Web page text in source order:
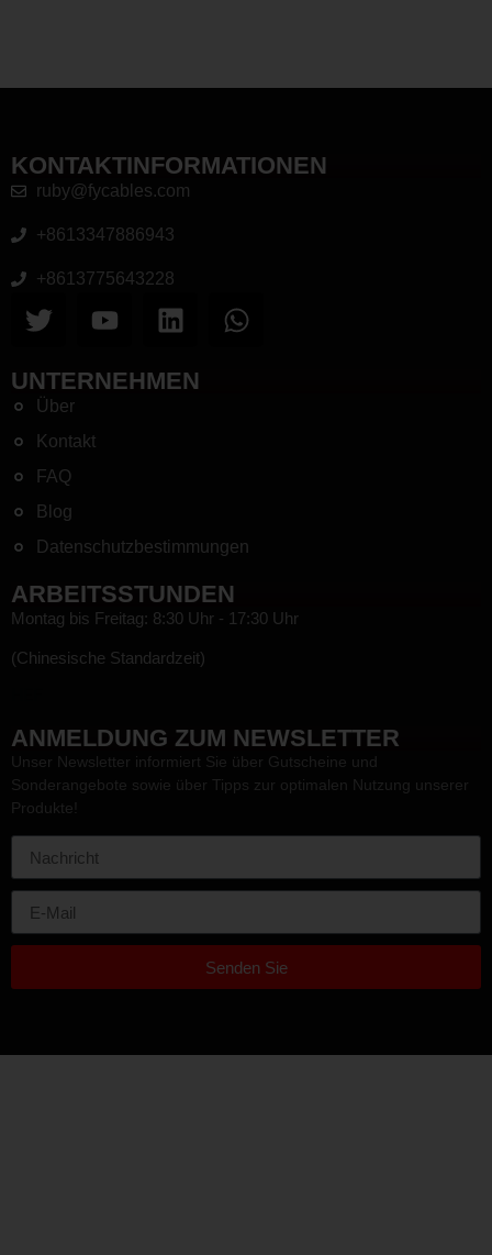
KONTAKTINFORMATIONEN
ruby@fycables.com
+8613347886943
+8613775643228
UNTERNEHMEN
Über
Kontakt
FAQ
Blog
Datenschutzbestimmungen
ANMELDUNG ZUM NEWSLETTER
Unser Newsletter informiert Sie über Gutscheine und
Sonderangebote sowie über Tipps zur optimalen Nutzung unserer
Produkte!
Senden Sie
ARBEITSSTUNDEN
Montag bis Freitag: 8:30 Uhr - 17:30 Uhr
(Chinesische Standardzeit)